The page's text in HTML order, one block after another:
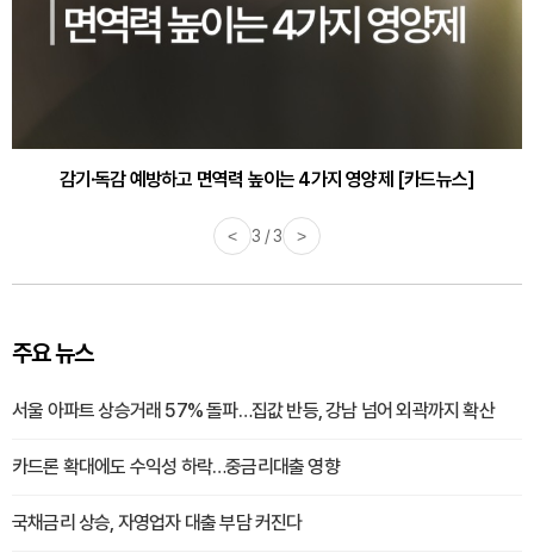
감기·독감 예방하고 면역력 높이는 4가지 영양제 [카드뉴스]
< 3 / 3 >
주요 뉴스
서울 아파트 상승거래 57% 돌파…집값 반등, 강남 넘어 외곽까지 확산
카드론 확대에도 수익성 하락…중금리대출 영향
국채금리 상승, 자영업자 대출 부담 커진다